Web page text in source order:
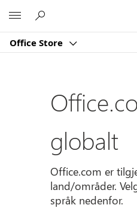
Office Store
globalt
Office.com er
land/områder.
språk nedenfor.